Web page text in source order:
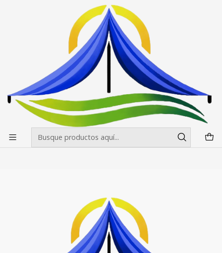
Envíos gratis desde $500.000 en Santiago
Toldo 3X6 Americano Hex Colores
Toldo 3X6 Americano Hex Colores
+7
RPCH
Toldo 3X6 Americano Hex Colores
desde $0 CLP